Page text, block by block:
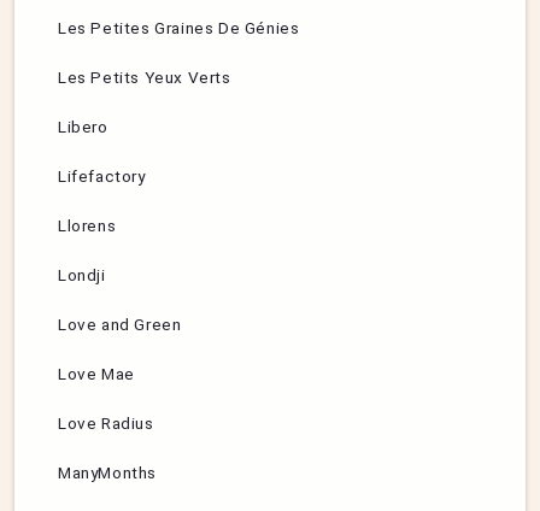
Les Petites Graines De Génies
Les Petits Yeux Verts
Libero
Lifefactory
Llorens
Londji
Love and Green
Love Mae
Love Radius
ManyMonths